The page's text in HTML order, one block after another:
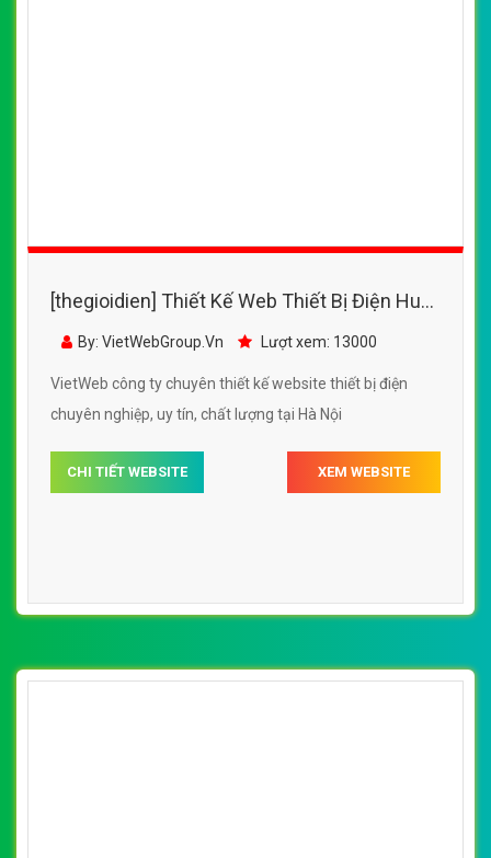
[thegioidien] Thiết Kế Web Thiết Bị Điện Huy
Phúc đẹp, chuyên nghiệp chuẩn SEO
By: VietWebGroup.Vn Lượt xem: 13000
VietWeb công ty chuyên thiết kế website thiết bị điện
chuyên nghiệp, uy tín, chất lượng tại Hà Nội
CHI TIẾT WEBSITE XEM WEBSITE